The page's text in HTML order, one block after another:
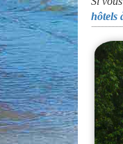
hôtels